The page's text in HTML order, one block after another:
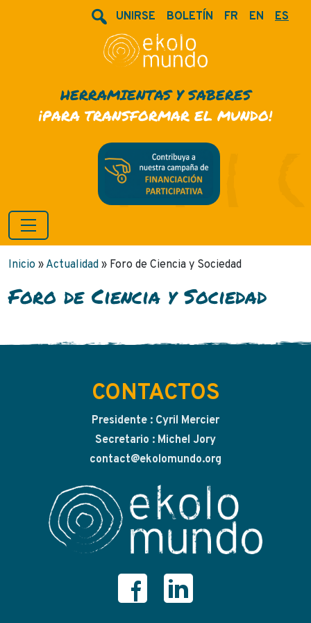
UNIRSE BOLETÍN FR EN ES
HERRAMIENTAS Y SABERES
¡PARA TRANSFORMAR EL MUNDO!
Inicio » Actualidad » Foro de Ciencia y Sociedad
Foro de Ciencia y Sociedad
CONTACTOS
Presidente : Cyril Mercier
Secretario : Michel Jory
contact@ekolomundo.org